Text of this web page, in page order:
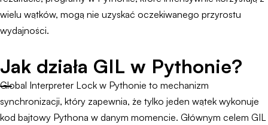
wielu wątków, mogą nie uzyskać oczekiwanego przyrostu
wydajności.
Jak działa GIL w Pythonie?
Global Interpreter Lock w Pythonie to mechanizm
synchronizacji, który zapewnia, że tylko jeden wątek wykonuje
kod bajtowy Pythona w danym momencie. Głównym celem GIL